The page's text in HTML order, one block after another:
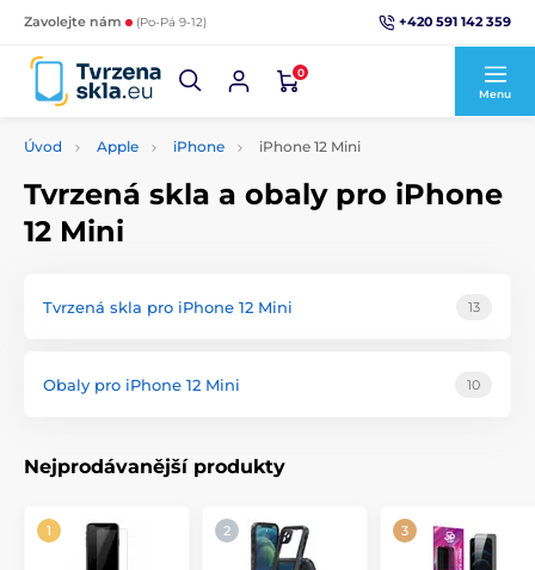
Zavolejte nám (Po-Pá 9-12) +420 591 142 359
0
Menu
Úvod Apple iPhone iPhone 12 Mini
Tvrzená skla a obaly pro iPhone
12 Mini
Tvrzená skla pro iPhone 12 Mini 13
Obaly pro iPhone 12 Mini 10
Nejprodávanější produkty